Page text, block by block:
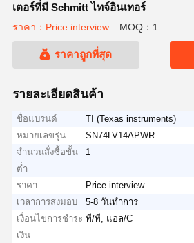
เตอร์ที่มี Schmitt ไทจ์อินเทอร์
ราคา：Price interview MOQ：1
ราคาถูกที่สุด
รายละเอียดสินค้า
ชื่อแบรนด์
TI (Texas instruments)
หมายเลขรุ่น
SN74LV14APWR
จำนวนสั่งซื้อขั้น
ต่ำ
1
ราคา
Price interview
เวลาการส่งมอบ
5-8 วันทำการ
เงื่อนไขการชำระ
เงิน
ที/ที, แอล/C